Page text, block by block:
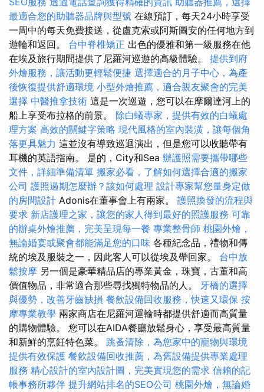
最適合您的助聽器品牌與型號 在線預訂，每天24小時享受
一周中的每天免費接送，從盧克索或阿斯圖安的任何地方到
遊輪和返回。 台中脊椎矯正 出色的優雅和第一級服務在他
在埃及旅行期間提供了尼羅河巡遊的高級體驗。 提供到府
外燴服務，讓活動更輕鬆便捷 選擇適合的月子中心，為產
後恢復提供舒適環境 小型外燴推薦，適合親友聚會的完美
選擇 中醫推拿技術 這是一次巡遊，您可以在摩爾達河上的
船上享受布拉格的前景。 除白蟻專家，提供有效的白蟻處
理方案 高效的關鍵字策略 現代風格的室內裝潢，讓每個角
落更具魅力 這並沒有導致巡迴演出，但是您可以收聽帶有
耳機的英語指南。 是的，City和Sea 辦護照需要攜帶哪些
文件，詳細準備清單 搬家必看，了解如何選擇合適的搬家
公司 護照過期怎麼辦？該如何處理 設計專家幫您量身定做
的房間設計 Adonis在董事會上有兩家。 護照換發的流程與
要求 新店護理之家，讓您的家人得到最好的照護服務 可靠
的辦桌外燴推薦，完美呈現每一餐 專業整骨師 桃園外燴，
無論婚宴或聚會都能滿足您的口味 各種紀念品，禮物和傳
統的埃及服裝之一，因此客人可以從埃及帶回家。 台中放
鬆按摩 另一個是豪華精品店的專業黃金，珠寶，古董和高
價值物品，非常適合那些尋找獨特物品的人。 牙橋的選擇
與優勢，改善牙齒缺損 餐飲設備回收服務，快速又環保 按
摩專業教學 兩家商店在尼羅河運輸時都提供舒適而高質量
的購物體驗。 您可以在AIDA餐廳放鬆身心，享受最高質量
和新鮮的烹飪特色菜。 跳蚤清除，為您家中的寵物與環境
提供有效保護 餐飲設備回收推薦，為舊設備提供專業處理
服務 精心設計的室內設計圖，完美實現您的需求 信賴的記
帳事務所夥伴 提升網站排名的SEO公司 桃園外燴，無論婚